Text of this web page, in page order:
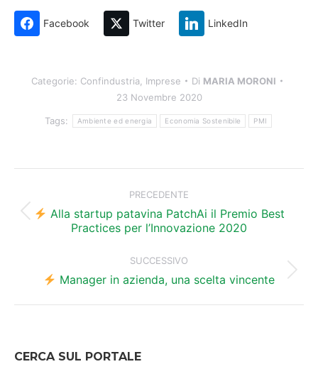
Facebook Twitter LinkedIn
Categorie: Confindustria Imprese Di MARIA MORONI
23 Novembre 2020
Tags: Ambiente ed energia Economia Sostenibile PMI
tra
PRECEDENTE
Post
precedente:
Alla startup patavina PatchAi il Premio Best
Practices per l’Innovazione 2020
SUCCESSIVO
Prossimo
post:
Manager in azienda, una scelta vincente
CERCA SUL PORTALE